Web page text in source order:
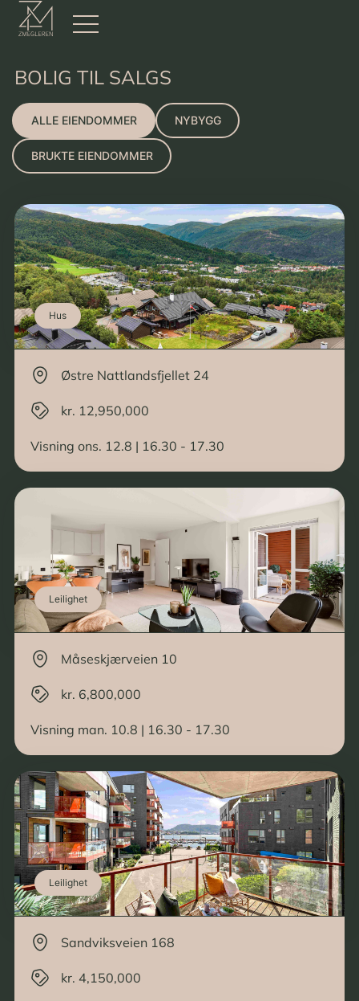
BOLIG TIL SALGS
ALLE EIENDOMMER NYBYGG
BRUKTE EIENDOMMER
Hus
Østre Nattlandsfjellet 24
kr. 12,950,000
Visning ons. 12.8 | 16.30 - 17.30
Leilighet
Måseskjærveien 10
kr. 6,800,000
Visning man. 10.8 | 16.30 - 17.30
Leilighet
Sandviksveien 168
kr. 4,150,000